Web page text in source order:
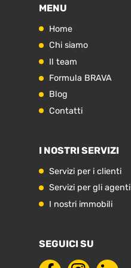
MENU
Home
Chi siamo
Il team
Formula BRAVA
Blog
Contatti
I NOSTRI SERVIZI
Servizi per i clienti
Servizi per gli agenti
I nostri immobili
SEGUICI SU